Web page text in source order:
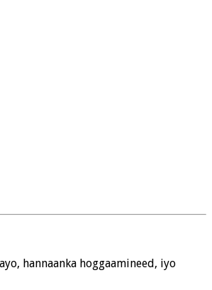
hannaanka hoggaamineed, iyo